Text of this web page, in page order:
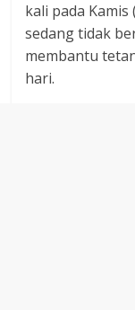
kali pada
sedang tidak
membantu
hari.